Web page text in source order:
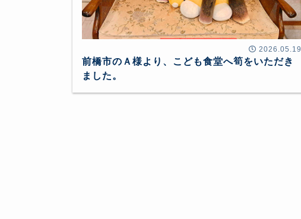
2026.05.19
前橋市のＡ様より、こども食堂へ筍をいただき
ました。